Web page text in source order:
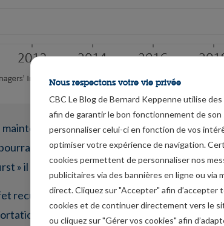
bénéficie d’un boulevard après le
brandir comme un étendard ; le déficit
» il n’y a que cela qui compte et vous allez
reculé de -1.7% en 2019 à 616.8 milliards de
sur l’ensemble de l’année parce que
Nous respectons votre vie privée
CBC Le Blog de Bernard Keppenne utilise des
afin de garantir le bon fonctionnement de son
personnaliser celui-ci en fonction de vos
optimiser votre expérience de navigation.
cookies permettent de personnaliser nos
publicitaires via des bannières en ligne ou via
direct. Cliquez sur "Accepter" afin d’accepter
cookies et de continuer directement vers le
ou cliquez sur "Gérer vos cookies" afin